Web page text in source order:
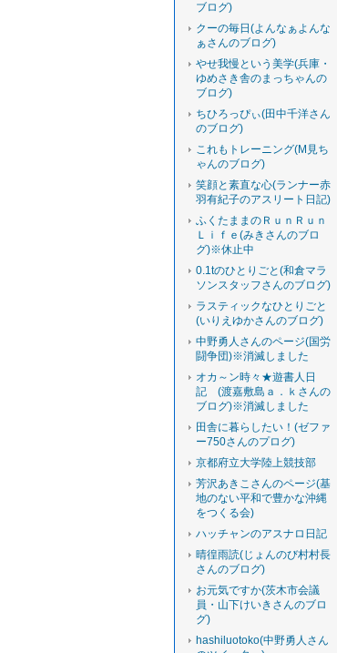
ブログ)
クーの毎日(よんなぁよんな
ぁさんのブログ)
やせ我慢という美学(兵庫・
ゆめさき舎のまっちゃんの
ブログ)
ちひろっぴぃ(田中千洋さん
のブログ)
これもトレーニング(M見ち
ゃんのブログ)
笑顔と素直な心(ランナー赤
羽有紀子のアスリート日記)
ふくたままのＲｕｎＲｕｎ
Ｌｉｆｅ(みきさんのブロ
グ)※休止中
0.1tのひとりごと(和倉マラ
ソンスタッフさんのブログ)
ラスティックなひとりごと
(いりえゆかさんのブログ)
中野勇人さんのページ(国労
闘争団)※消滅しました
オカ～ン時々★遊書人日
記 (渡嘉敷島ａ．ｋさんの
ブログ)※消滅しました
田舎に暮らしたい！(ゼファ
ー750さんのプログ)
京都府立大学陸上競技部
芳沢あきこさんのページ(基
地のない平和で豊かな沖縄
をつくる会)
ハッチャンのアスナロ日記
晴徨雨読(じょんのび村村長
さんのブログ)
お元気ですか(茨木市会議
員・山下けいきさんのブロ
グ)
hashiluotoko(中野勇人さん